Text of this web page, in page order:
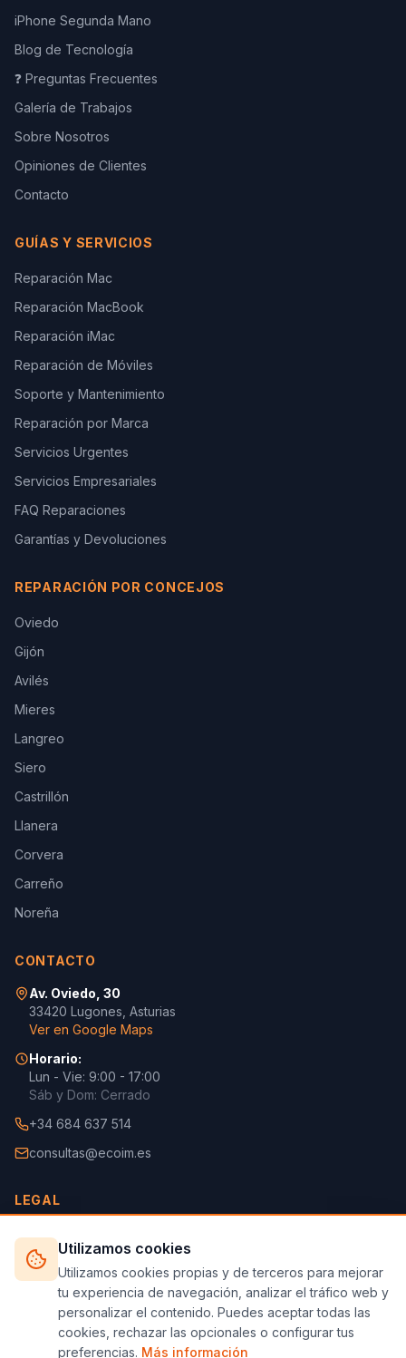
iPhone Segunda Mano
Blog de Tecnología
❓ Preguntas Frecuentes
Galería de Trabajos
Sobre Nosotros
Opiniones de Clientes
Contacto
GUÍAS Y SERVICIOS
Reparación Mac
Reparación MacBook
Reparación iMac
Reparación de Móviles
Soporte y Mantenimiento
Reparación por Marca
Servicios Urgentes
Servicios Empresariales
FAQ Reparaciones
Garantías y Devoluciones
REPARACIÓN POR CONCEJOS
Oviedo
Gijón
Avilés
Mieres
Langreo
Siero
Castrillón
Llanera
Corvera
Carreño
Noreña
CONTACTO
Av. Oviedo, 30
33420 Lugones, Asturias
Ver en Google Maps
Horario:
Lun - Vie: 9:00 - 17:00
Sáb y Dom: Cerrado
+34 684 637 514
consultas@ecoim.es
LEGAL
Aviso Legal
Política de Privacidad
Política de Cookies
Configurar Cookies
Utilizamos cookies
Utilizamos cookies propias y de terceros para mejorar
tu experiencia de navegación, analizar el tráfico web y
personalizar el contenido. Puedes aceptar todas las
cookies, rechazar las opcionales o configurar tus
preferencias. Más información